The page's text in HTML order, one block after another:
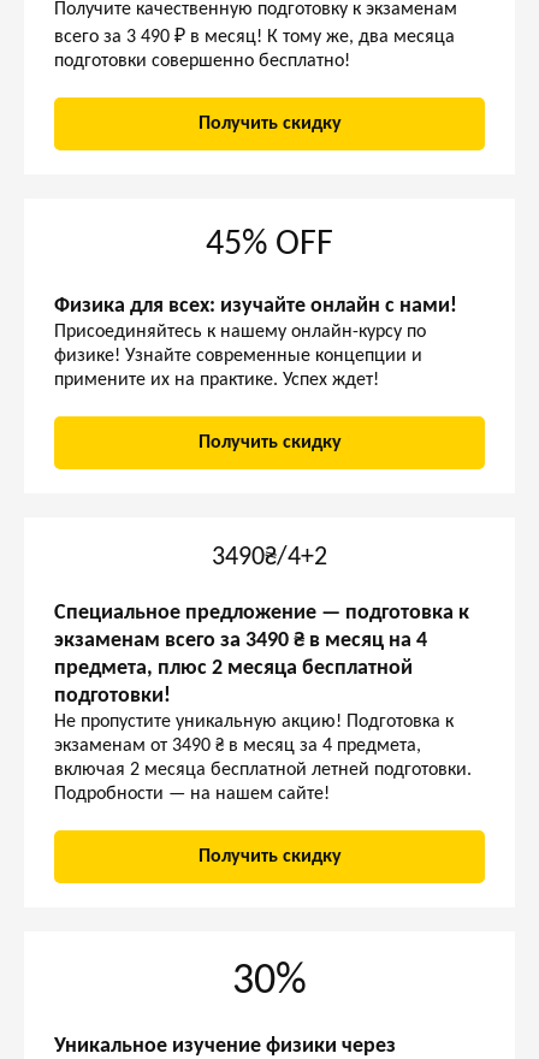
Получите качественную подготовку к экзаменам
всего за 3 490 ₽ в месяц! К тому же, два месяца
подготовки совершенно бесплатно!
Получить скидку
45% OFF
Физика для всех: изучайте онлайн с нами!
Присоединяйтесь к нашему онлайн-курсу по
физике! Узнайте современные концепции и
примените их на практике. Успех ждет!
Получить скидку
3490₴/4+2
Специальное предложение — подготовка к
экзаменам всего за 3490 ₴ в месяц на 4
предмета, плюс 2 месяца бесплатной
подготовки!
Не пропустите уникальную акцию! Подготовка к
экзаменам от 3490 ₴ в месяц за 4 предмета,
включая 2 месяца бесплатной летней подготовки.
Подробности — на нашем сайте!
Получить скидку
30%
Уникальное изучение физики через